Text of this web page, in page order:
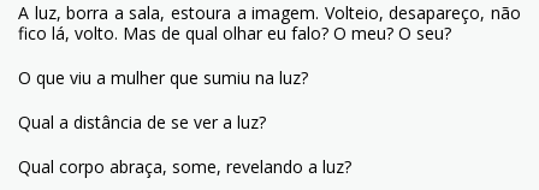
A luz, borra a sala, estoura a imagem. Volteio, desapareço, não
fico lá, volto. Mas de qual olhar eu falo? O meu? O seu?
O que viu a mulher que sumiu na luz?
Qual a distância de se ver a luz?
Qual corpo abraça, some, revelando a luz?